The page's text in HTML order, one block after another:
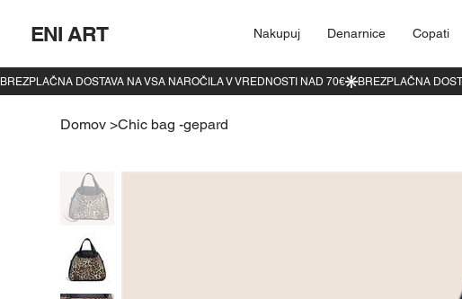
ENI ART Nakupuj Denarnice Copati
Domov >Chic bag -gepard